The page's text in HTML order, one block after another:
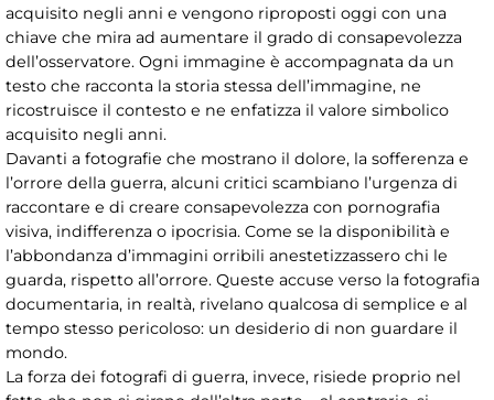
acquisito negli anni e vengono riproposti oggi con una
chiave che mira ad aumentare il grado di consapevolezza
dell’osservatore. Ogni immagine è accompagnata da un
testo che racconta la storia stessa dell’immagine, ne
ricostruisce il contesto e ne enfatizza il valore simbolico
acquisito negli anni.
Davanti a fotografie che mostrano il dolore, la sofferenza e
l’orrore della guerra, alcuni critici scambiano l’urgenza di
raccontare e di creare consapevolezza con pornografia
visiva, indifferenza o ipocrisia. Come se la disponibilità e
l’abbondanza d’immagini orribili anestetizzassero chi le
guarda, rispetto all’orrore. Queste accuse verso la fotografia
documentaria, in realtà, rivelano qualcosa di semplice e al
tempo stesso pericoloso: un desiderio di non guardare il
mondo.
La forza dei fotografi di guerra, invece, risiede proprio nel